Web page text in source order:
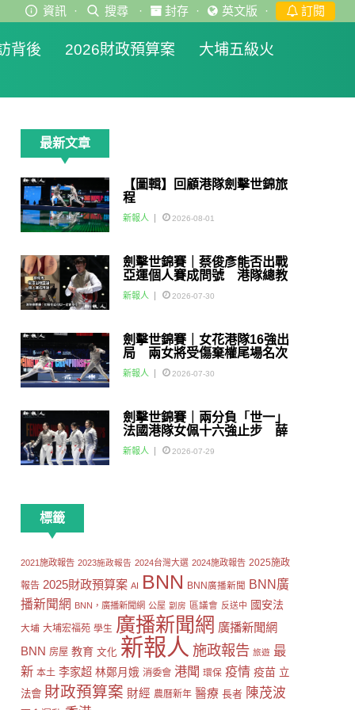
資訊 · 搜尋 · 封存 · 英文版 · 訂閱
背後 2026財政預算案
大埔五級火
最新文章
【圖輯】回顧港隊劍擊世錦旅
程
新報人 2026-08-01
劍擊世錦賽｜蔡俊彥能否出戰
亞運個人賽成問號 港隊總教
練：如醫生話可以一定會用佢
新報人 2026-07-30
劍擊世錦賽｜女花港隊16強出
局 兩女將受傷棄權尾場名次
賽
新報人 2026-07-30
劍擊世錦賽｜兩分負「世一」
法國港隊女佩十六強止步 薛
雅齊：我好有信心我哋可以做
到世界級嘅Team
新報人 2026-07-29
標籤
2021施政報告 2023施政報告 2024台灣大選 2024施政報告 2025施政
報告 2025財政預算案 AI BNN BNN廣播新聞
BNN廣
播新聞網 BNN，廣播新聞網 公屋 劏房 區議會 反送中 國安法
大埔 大埔宏福苑 學生 廣播新聞網 廣播新聞網
BNN 房屋 教育 文化 新報人 施政報告 旅遊 最
新 本土 李家超 林鄭月娥 消委會 港聞 環保 疫情 疫苗 立
法會 財政預算案 財經 農曆新年 醫療 長者 陳茂波